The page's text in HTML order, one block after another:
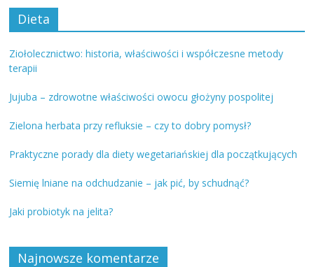
Dieta
Ziołolecznictwo: historia, właściwości i współczesne metody
terapii
Jujuba – zdrowotne właściwości owocu głożyny pospolitej
Zielona herbata przy refluksie – czy to dobry pomysł?
Praktyczne porady dla diety wegetariańskiej dla początkujących
Siemię lniane na odchudzanie – jak pić, by schudnąć?
Jaki probiotyk na jelita?
Najnowsze komentarze